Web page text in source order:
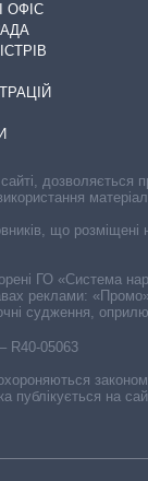
ОФІС
R40-05063
на
що
ГО «Система
реклами:
судження,